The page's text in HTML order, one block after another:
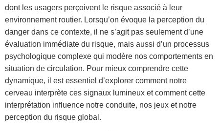
dont les usagers perçoivent le risque associé à leur
environnement routier. Lorsqu’on évoque la perception du
danger dans ce contexte, il ne s’agit pas seulement d’une
évaluation immédiate du risque, mais aussi d’un processus
psychologique complexe qui modère nos comportements en
situation de circulation. Pour mieux comprendre cette
dynamique, il est essentiel d’explorer comment notre
cerveau interprète ces signaux lumineux et comment cette
interprétation influence notre conduite, nos jeux et notre
perception du risque global.